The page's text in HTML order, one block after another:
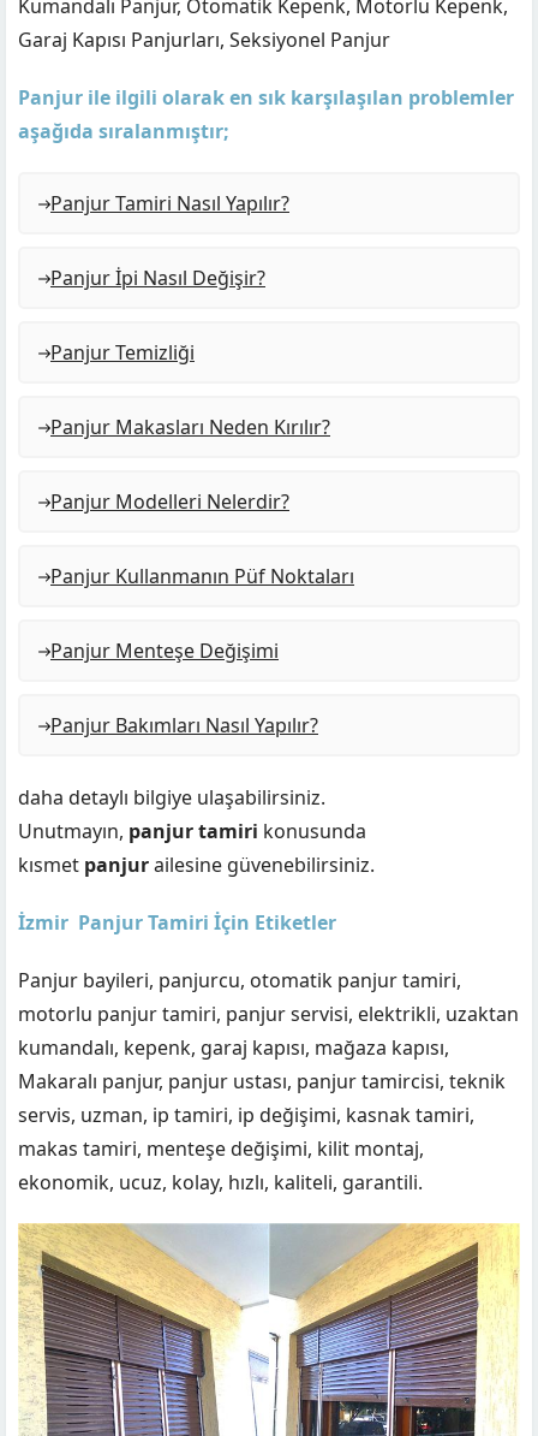
Kumandalı Panjur, Otomatik Kepenk, Motorlu Kepenk,
Garaj Kapısı Panjurları, Seksiyonel Panjur
Panjur ile ilgili olarak en sık karşılaşılan problemler
aşağıda sıralanmıştır;
Panjur Tamiri Nasıl Yapılır?
Panjur İpi Nasıl Değişir?
Panjur Temizliği
Panjur Makasları Neden Kırılır?
Panjur Modelleri Nelerdir?
Panjur Kullanmanın Püf Noktaları
Panjur Menteşe Değişimi
Panjur Bakımları Nasıl Yapılır?
daha detaylı bilgiye ulaşabilirsiniz.
Unutmayın, panjur tamiri konusunda
kısmet panjurailesine güvenebilirsiniz.
İzmir Panjur Tamiri İçin Etiketler
Panjur bayileri, panjurcu, otomatik panjur tamiri,
motorlu panjur tamiri, panjur servisi, elektrikli, uzaktan
kumandalı, kepenk, garaj kapısı, mağaza kapısı,
Makaralı panjur, panjur ustası, panjur tamircisi, teknik
servis, uzman, ip tamiri, ip değişimi, kasnak tamiri,
makas tamiri, menteşe değişimi, kilit montaj,
ekonomik, ucuz, kolay, hızlı, kaliteli, garantili.